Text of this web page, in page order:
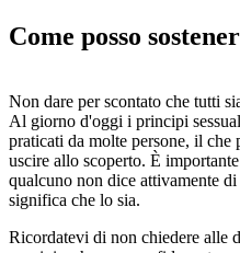
Come posso
Non dare per scontato che tutti
Al giorno d'oggi i principi
praticati da molte persone, il
uscire allo scoperto. È
qualcuno non dice attivamente di
significa che lo sia.
Ricordatevi di non chiedere alle